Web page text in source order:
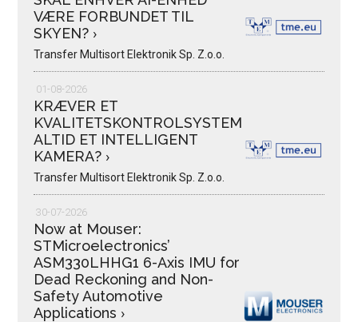
VÆRE FORBUNDET TIL
SKYEN? ›
Transfer Multisort Elektronik Sp. Z.o.o.
01-08-2026
KRÆVER ET
KVALITETSKONTROLSYSTEM
ALTID ET INTELLIGENT
KAMERA? ›
Transfer Multisort Elektronik Sp. Z.o.o.
30-07-2026
Now at Mouser:
STMicroelectronics’
ASM330LHHG1 6-Axis IMU for
Dead Reckoning and Non-
Safety Automotive
Applications ›